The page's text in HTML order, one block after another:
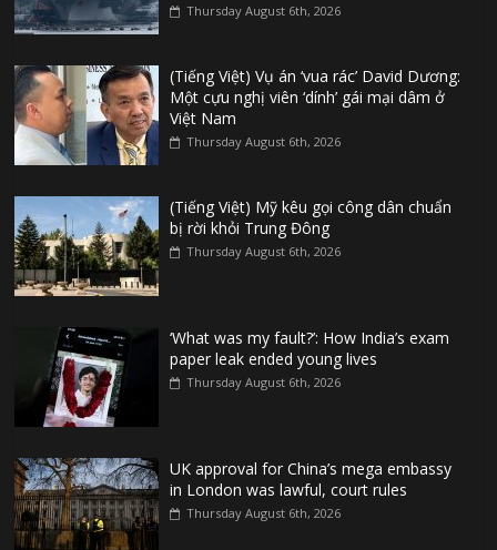
Thursday August 6th, 2026
(Tiếng Việt) Vụ án ‘vua rác’ David Dương:
Một cựu nghị viên ‘dính’ gái mại dâm ở
Việt Nam
Thursday August 6th, 2026
(Tiếng Việt) Mỹ kêu gọi công dân chuẩn
bị rời khỏi Trung Đông
Thursday August 6th, 2026
‘What was my fault?’: How India’s exam
paper leak ended young lives
Thursday August 6th, 2026
UK approval for China’s mega embassy
in London was lawful, court rules
Thursday August 6th, 2026